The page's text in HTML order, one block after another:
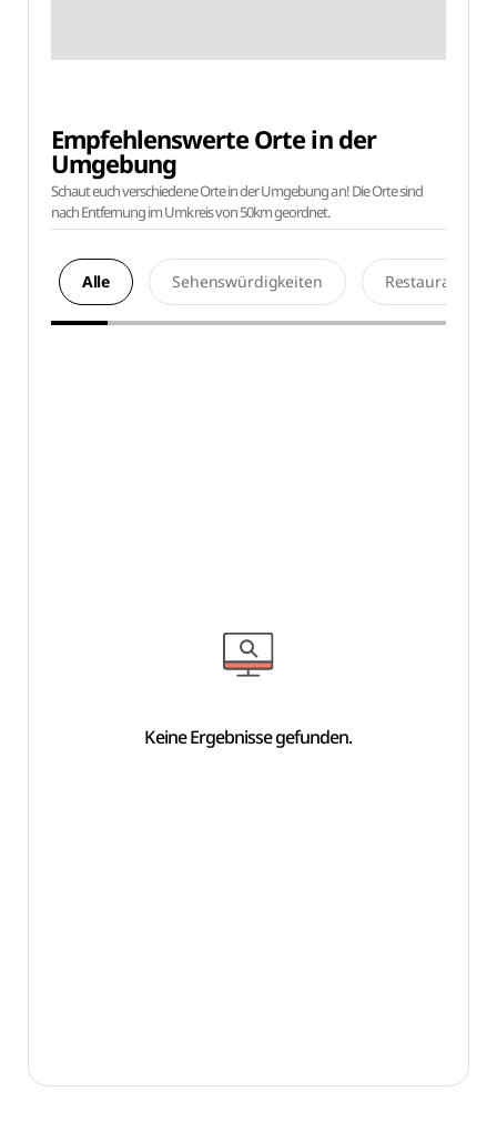
Empfehlenswerte Orte in der
Umgebung
Schaut euch verschiedene Orte in der Umgebung an! Die Orte sind
nach Entfernung im Umkreis von 50km geordnet.
Alle Sehenswürdigkeiten Restaurants
Keine Ergebnisse gefunden.